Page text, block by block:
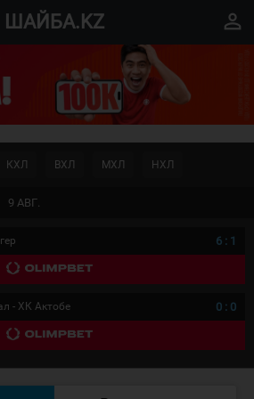
ШАЙБА.KZ perm_identity
9 АВГ.
КХЛ ВХЛ МХЛ НХЛ
6 : 1
- ХК Актобе 0 : 0